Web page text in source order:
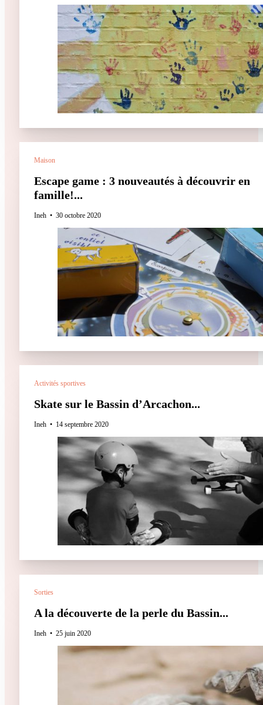
Maison
Escape game : 3 nouveautés à découvrir en
famille!...
Ineh 30 octobre 2020
Activités sportives
Skate sur le Bassin d’Arcachon...
Ineh 14 septembre 2020
Sorties
A la découverte de la perle du Bassin...
Ineh 25 juin 2020